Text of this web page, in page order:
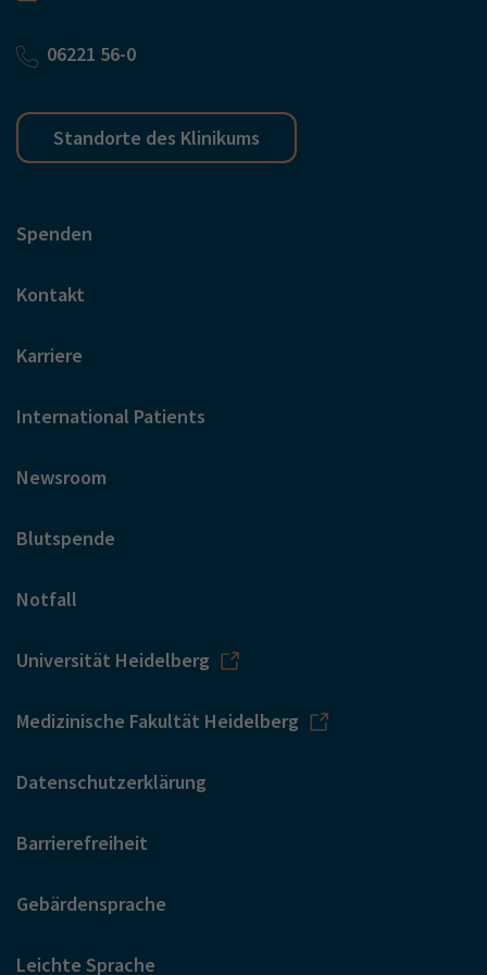
06221 56-0
Standorte des Klinikums
Spenden
Kontakt
Karriere
International Patients
Newsroom
Blutspende
Notfall
Universität Heidelberg
Medizinische Fakultät Heidelberg
Datenschutzerklärung
Barrierefreiheit
Gebärdensprache
Leichte Sprache